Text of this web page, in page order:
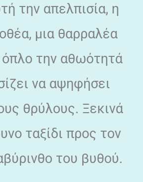
την απελπισία, η
μια θαρραλέα
την αθωότητά
να αψηφήσει
θρύλους. Ξεκινά
ταξίδι προς τον
του βυθού.